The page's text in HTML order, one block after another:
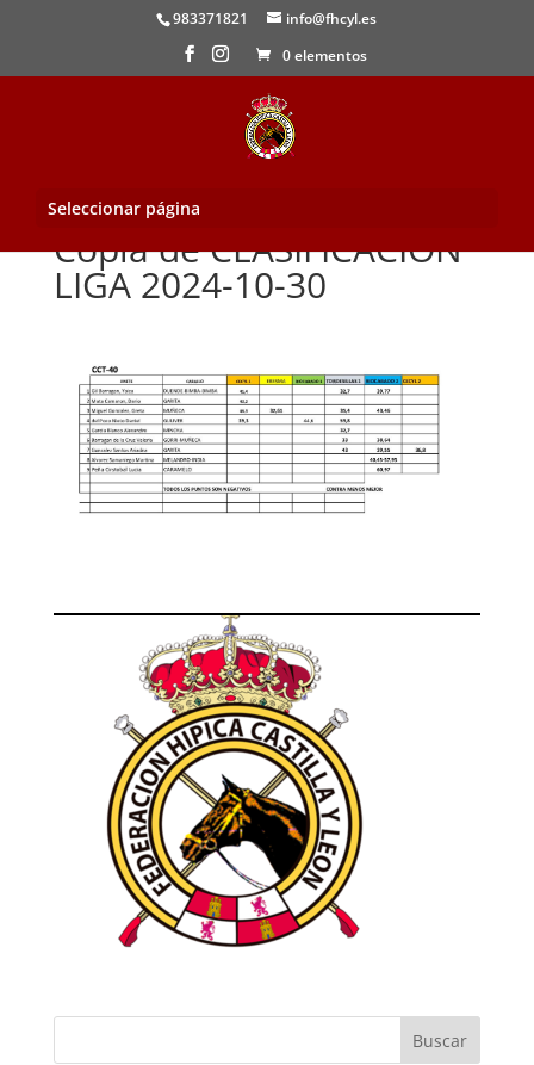
983371821
info@fhcyl.es
0 elementos
Seleccionar página
Copia de CLASIFICACION
LIGA 2024-10-30